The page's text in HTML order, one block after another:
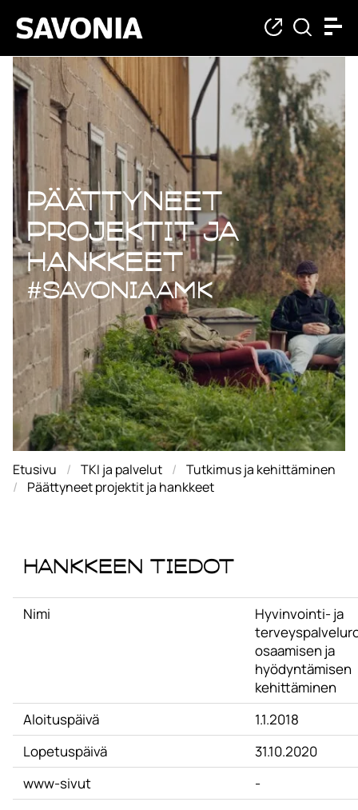
Päättyneet
Päättyneet
projektit ja
hankkeet
#savoniaAMK
Etusivu TKI ja palvelut
Tutkimus ja kehittäminen
Päättyneet projektit ja hankkeet
Hankkeen tiedot
Nimi
Hyvinvointi- ja
osaamisen ja
hyödyntämisen
kehittäminen
Aloituspäivä
1.1.2018
Lopetuspäivä
31.10.2020
www-sivut
-